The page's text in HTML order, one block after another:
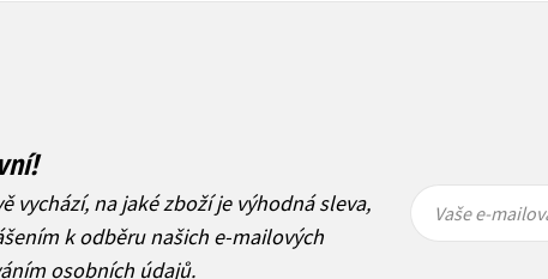
vychází, na jaké zboží je výhodná sleva,
k odběru našich e-mailových
osobních údajů.
mailová
mailová
Vaše e-